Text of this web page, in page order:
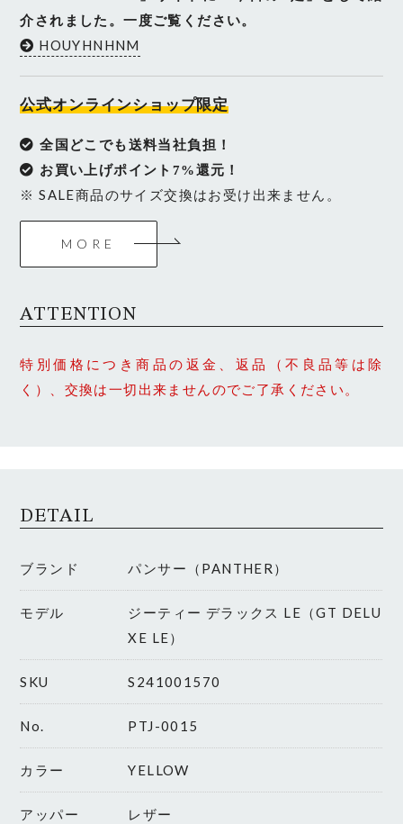
介されました。一度ご覧ください。
HOUYHNHNM
公式オンラインショップ限定
全国どこでも送料当社負担！
お買い上げポイント7%還元！
※ SALE商品のサイズ交換はお受け出来ません。
MORE
ATTENTION
特別価格につき商品の返金、返品（不良品等は除
く）、交換は一切出来ませんのでご了承ください。
DETAIL
ブランド パンサー（PANTHER）
モデル
ジーティー デラックス LE（GT DELU
XE LE）
SKU S241001570
No. PTJ-0015
カラー YELLOW
アッパー レザー